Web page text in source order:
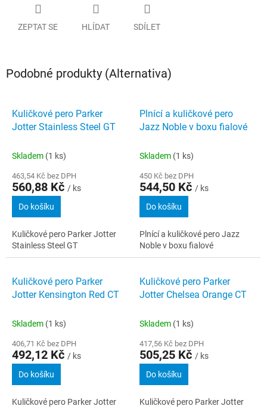
ZEPTAT SE HLÍDAT SDÍLET
Podobné produkty (Alternativa)
Kuličkové pero Parker
Jotter Stainless Steel GT
Skladem (1 ks)
463,54 Kč bez DPH
560,88 Kč / ks
Do košíku
Kuličkové pero Parker Jotter
Stainless Steel GT
Plnící a kuličkové pero
Jazz Noble v boxu fialové
Skladem (1 ks)
450 Kč bez DPH
544,50 Kč / ks
Do košíku
Plnící a kuličkové pero Jazz
Noble v boxu fialové
Kuličkové pero Parker
Jotter Kensington Red CT
Skladem (1 ks)
406,71 Kč bez DPH
492,12 Kč / ks
Do košíku
Kuličkové pero Parker Jotter
Kuličkové pero Parker
Jotter Chelsea Orange CT
Skladem (1 ks)
417,56 Kč bez DPH
505,25 Kč / ks
Do košíku
Kuličkové pero Parker Jotter